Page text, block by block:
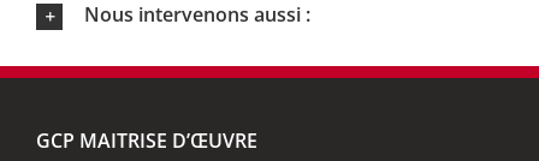
Nous intervenons aussi :
GCP MAITRISE D’ŒUVRE